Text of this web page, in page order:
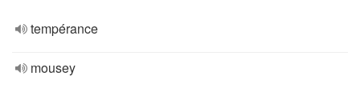
tempérance
mousey